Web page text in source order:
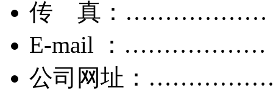
传 真：………………
E-mail ：………………
公司网址：